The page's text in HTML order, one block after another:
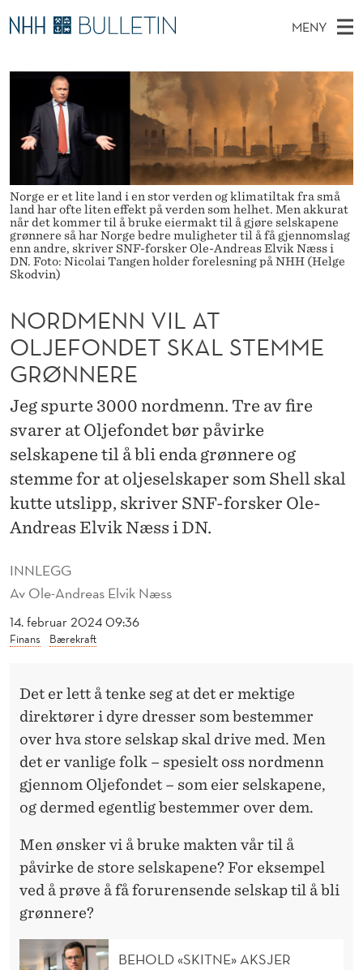
N
O
R
N
N
V
L
A
T
O
L
E
F
N
D
E
MENY
O
D
E
N
Y
Ø
D
E
T
Stipendiater og nye forskerprofiler
Disputaser
Ekspertutvalg
Om Bulletin
Norge er et lite land i en stor verden og klimatiltak fra små
land har ofte liten effekt på verden som helhet. Men akkurat
når det kommer til å bruke eiermakt til å gjøre selskapene
grønnere så har Norge bedre muligheter til å få gjennomslag
enn andre, skriver SNF-forsker Ole-Andreas Elvik Næss i
DN. Foto: Nicolai Tangen holder forelesning på NHH (Helge
Skodvin)
INNLEGG
Av Ole-Andreas Elvik Næss
14. februar 2024 09:36
Finans Bærekraft
NORDMENN VIL AT
OLJEFONDET SKAL STEMME
GRØNNERE
Jeg spurte 3000 nordmenn. Tre av fire
svarer at Oljefondet bør påvirke
selskapene til å bli enda grønnere og
stemme for at oljeselskaper som Shell skal
kutte utslipp, skriver SNF-forsker Ole-
Andreas Elvik Næss i DN.
Det er lett å tenke seg at det er mektige
direktører i dyre dresser som bestemmer
over hva store selskap skal drive med. Men
det er vanlige folk – spesielt oss nordmenn
gjennom Oljefondet – som eier selskapene,
og dermed egentlig bestemmer over dem.
Men ønsker vi å bruke makten vår til å
påvirke de store selskapene? For eksempel
ved å prøve å få forurensende selskap til å bli
grønnere?
BEHOLD «SKITNE» AKSJER